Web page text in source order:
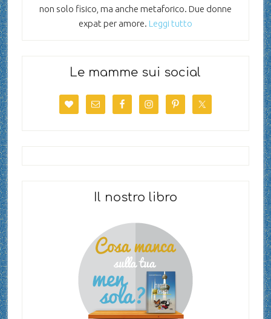
non solo fisico, ma anche metaforico. Due donne
expat per amore. Leggi tutto
Le mamme sui social
Il nostro libro